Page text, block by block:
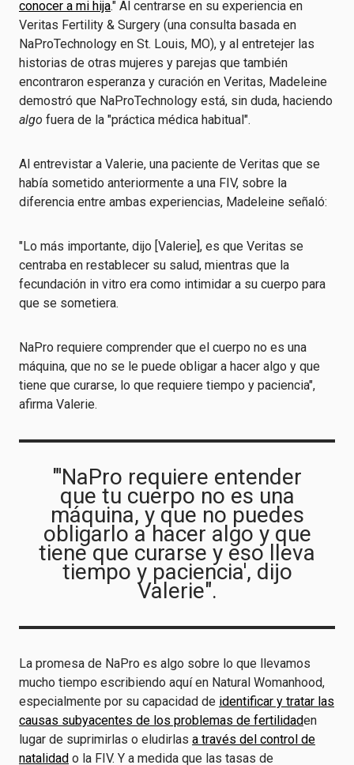
conocer a mi hija." Al centrarse en su experiencia en
Veritas Fertility & Surgery (una consulta basada en
NaProTechnology en St. Louis, MO), y al entretejer las
historias de otras mujeres y parejas que también
encontraron esperanza y curación en Veritas, Madeleine
demostró que NaProTechnology está, sin duda, haciendo
algo fuera de la "práctica médica habitual".
Al entrevistar a Valerie, una paciente de Veritas que se
había sometido anteriormente a una FIV, sobre la
diferencia entre ambas experiencias, Madeleine señaló:
"Lo más importante, dijo [Valerie], es que Veritas se
centraba en restablecer su salud, mientras que la
fecundación in vitro era como intimidar a su cuerpo para
que se sometiera.
NaPro requiere comprender que el cuerpo no es una
máquina, que no se le puede obligar a hacer algo y que
tiene que curarse, lo que requiere tiempo y paciencia",
afirma Valerie.
"'NaPro requiere entender
que tu cuerpo no es una
máquina, y que no puedes
obligarlo a hacer algo y que
tiene que curarse y eso lleva
tiempo y paciencia', dijo
Valerie".
La promesa de NaPro es algo sobre lo que llevamos
mucho tiempo escribiendo aquí en Natural Womanhood,
especialmente por su capacidad de identificar y tratar las
causas subyacentes de los problemas de fertilidaden
lugar de suprimirlas o eludirlas a través del control de
natalidad o la FIV. Y a medida que las tasas de